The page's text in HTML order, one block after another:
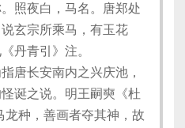
照夜白，马名。唐郑处
玄宗所乘马，有玉花
丹青引》注。
唐长安南内之兴庆池，
诞之说。明王嗣奭《杜
龙种，善画者夺其神，故